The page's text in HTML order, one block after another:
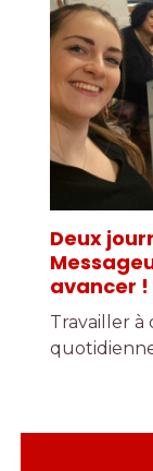
Deux
avancer !
Travailler à